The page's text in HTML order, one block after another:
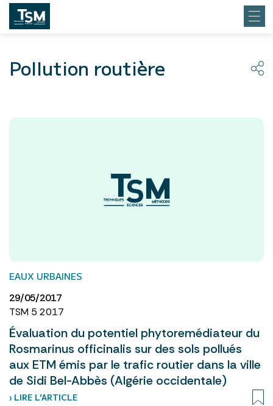
Pollution routière
EAUX URBAINES
29/05/2017
TSM 5 2017
Évaluation du potentiel phytoremédiateur du
Rosmarinus officinalis sur des sols pollués
aux ETM émis par le trafic routier dans la ville
de Sidi Bel-Abbès (Algérie occidentale)
› LIRE L’ARTICLE